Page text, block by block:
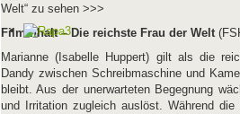
Welt“ zu sehen >>>
Filminhalt – Die reichste Frau der Welt
Marianne (Isabelle Huppert) gilt als die
Dandy zwischen Schreibmaschine und
bleibt. Aus der unerwarteten Begegnung
und Irritation zugleich auslöst. Während